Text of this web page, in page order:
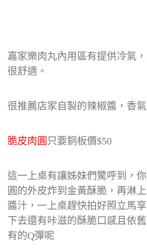
嘉家樂肉丸內用區有提供冷氣
很舒適。
很推薦店家自製的辣椒醬，香
脆皮肉圓 只要銅板價$50
這一上桌有讓姊妹們驚呼到，
圓的外皮炸到金黃酥脆，再淋
醬汁，一上桌趕快拍好照立馬
下去還有咔滋的酥脆口感且依
有的Q彈呢